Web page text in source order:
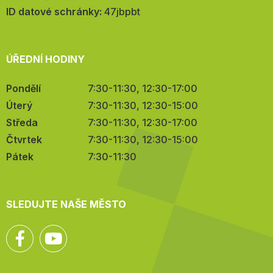
mail:
ID datové schránky: 47jbpbt
ÚŘEDNÍ HODINY
Pondělí
7:30-11:30, 12:30-17:00
Úterý
7:30-11:30, 12:30-15:00
Středa
7:30-11:30, 12:30-17:00
Čtvrtek
7:30-11:30, 12:30-15:00
Pátek
7:30-11:30
SLEDUJTE NAŠE MĚSTO
Facebook